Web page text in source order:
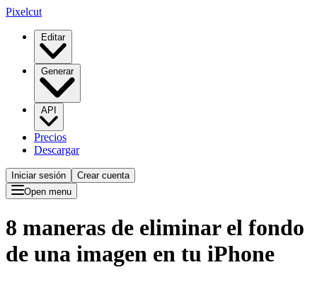
Pixelcut
Editar
Generar
API
Precios
Descargar
Iniciar sesión
Crear cuenta
Open menu
8 maneras de eliminar el fondo
de una imagen en tu iPhone